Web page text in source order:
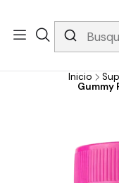
Whatsapp 3229079958/
gratis apartir de 199.000!
Inicio
Gummy